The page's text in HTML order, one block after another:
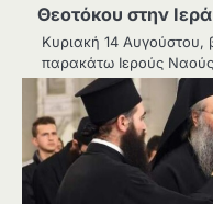
Θεοτόκου στην
Κυριακή 14 Αυγούστου,
παρακάτω Ιερούς Ναούς